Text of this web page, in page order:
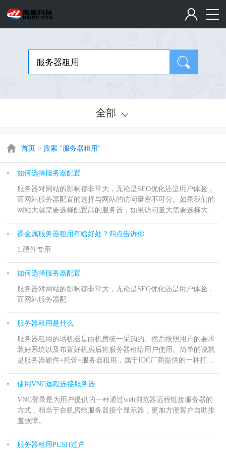
全部
首页 > 搜索 "服务器租用"
如何选择服务器配置
服务器对网站的影响都非常大，无论是SEO优化还是用户体验，
而网站服务器配置的选择与网站的访问量密不可分。如果我们的
网站大就需要选择配置高的服务器，如果访问量大需要选择大带
裸金属服务器租用有啥好处？四点告诉你
1.硬件专用
如何选择服务器配置
服务器对网站的影响都非常大，无论是SEO优化还是用户体验，
而网站服务器配
服务器租用是什么
服务器租用的话机器是由机房统一采购的。然后按照用户的要求
装好系统以及布置好机房后将服务器租给用户使用。简单的说就
是服务器硬件+托管=服务器租用，属于IDC厂商提供的一种打包
使用VNC远程连接服务器
VNC登录是为用户提供的一种通过web浏览器远程链接服务器的
方式，相当于在机房给服务器接个显示器，更加方便客户自助排
查故障。
服务器租用PUSH过户